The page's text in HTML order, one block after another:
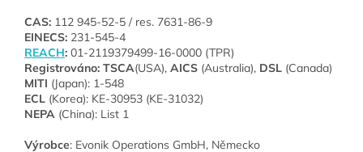
CAS: 112 945-52-5 / res. 7631-86-9
EINECS: 231-545-4
REACH: 01-2119379499-16-0000 (TPR)
Registrováno: TSCA(USA), AICS (Australia), DSL (Canada)
MITI (Japan): 1-548
ECL (Korea): KE-30953 (KE-31032)
NEPA (China): List 1
Výrobce: Evonik Operations GmbH, Německo